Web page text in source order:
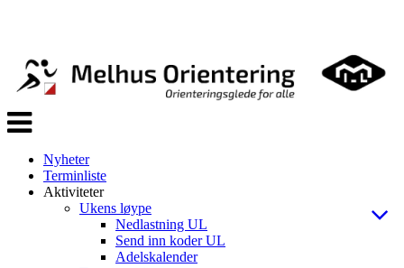
Veksle
navigasjon
Nyheter
Terminliste
Aktiviteter
Ukens løype
Nedlastning UL
Send inn koder UL
Adelskalender